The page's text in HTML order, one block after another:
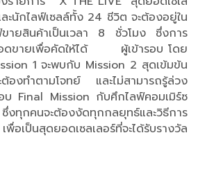
ะนักไลฟ์เซลล์ทั้ง 24 ชีวิต จะต้องอยู่ใน
ขายสินค้าเป็นเวลา 8 ชั่วโมง ซึ่งการ
อดขายเพื่อคัดให้ได้ ผู้เข้ารอบ โดย
1 จะพบกับ Mission 2 สุดเข้มข้น
ต้องทำตามโจทย์ และไม่สามารถรู้ล่วง
บ Final Mission กับศึกไลฟ์คอมเมิร์ซ
ทุกคนจะต้องงัดทุกกลยุทธ์และวิธีการ
พื่อเป็นสุดยอดเซลเลอร์ที่จะได้รับรางวัล